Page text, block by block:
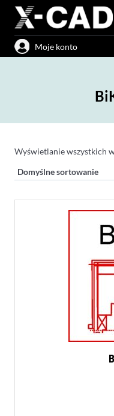
Przejdź
treści
Moje konto
Wyświetlanie wszystkich